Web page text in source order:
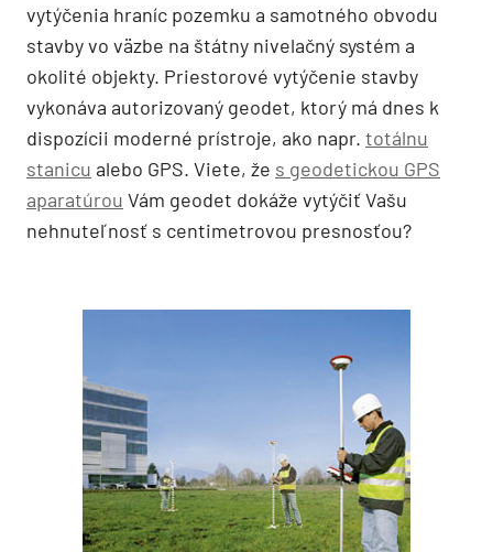
vytýčenia hraníc pozemku a samotného obvodu
stavby vo väzbe na štátny nivelačný systém a
okolité objekty. Priestorové vytýčenie stavby
vykonáva autorizovaný geodet, ktorý má dnes k
dispozícii moderné prístroje, ako napr. totálnu
stanicu alebo GPS. Viete, že s geodetickou GPS
aparatúrou Vám geodet dokáže vytýčiť Vašu
nehnuteľnosť s centimetrovou presnosťou?